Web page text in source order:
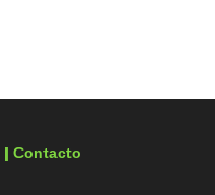
| Contacto